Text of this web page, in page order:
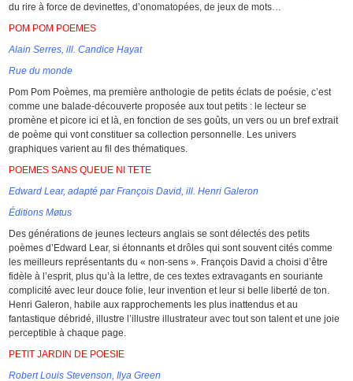
du rire à force de devinettes, d’onomatopées, de jeux de mots…
POM POM POEMES
Alain Serres, ill. Candice Hayat
Rue du monde
Pom Pom Poèmes, ma première anthologie de petits éclats de poésie, c’est
comme une balade-découverte proposée aux tout petits : le lecteur se
promène et picore ici et là, en fonction de ses goûts, un vers ou un bref extrait
de poème qui vont constituer sa collection personnelle. Les univers
graphiques varient au fil des thématiques.
POEMES SANS QUEUE NI TETE
Edward Lear, adapté par François David, ill. Henri Galeron
Éditions Møtus
Des générations de jeunes lecteurs anglais se sont délectés des petits
poèmes d’Edward Lear, si étonnants et drôles qui sont souvent cités comme
les meilleurs représentants du « non-sens ». François David a choisi d’être
fidèle à l’esprit, plus qu’à la lettre, de ces textes extravagants en souriante
complicité avec leur douce folie, leur invention et leur si belle liberté de ton.
Henri Galeron, habile aux rapprochements les plus inattendus et au
fantastique débridé, illustre l’illustre illustrateur avec tout son talent et une joie
perceptible à chaque page.
PETIT JARDIN DE POESIE
Robert Louis Stevenson, Ilya Green